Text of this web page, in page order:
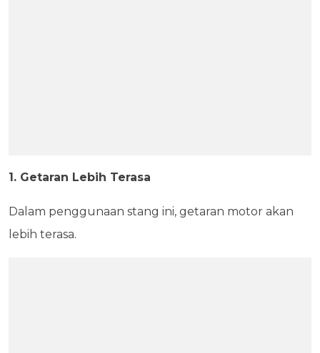
1. Getaran Lebih Terasa
Dalam penggunaan stang ini, getaran motor akan
lebih terasa.